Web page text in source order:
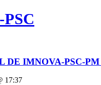
IMNOVA-PSC-PM
17:37